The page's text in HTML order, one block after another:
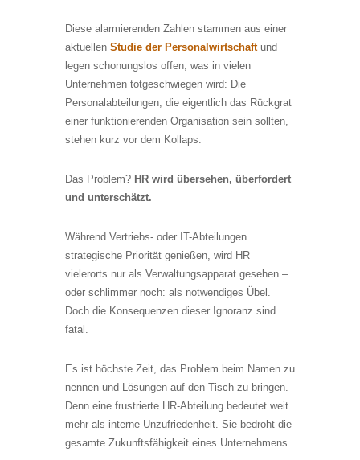
Diese alarmierenden Zahlen stammen aus einer
aktuellen Studie der Personalwirtschaftund
legen schonungslos offen, was in vielen
Unternehmen totgeschwiegen wird: Die
Personalabteilungen, die eigentlich das Rückgrat
einer funktionierenden Organisation sein sollten,
stehen kurz vor dem Kollaps.
Das Problem? HR wird übersehen, überfordert
und unterschätzt.
Während Vertriebs- oder IT-Abteilungen
strategische Priorität genießen, wird HR
vielerorts nur als Verwaltungsapparat gesehen –
oder schlimmer noch: als notwendiges Übel.
Doch die Konsequenzen dieser Ignoranz sind
fatal.
Es ist höchste Zeit, das Problem beim Namen zu
nennen und Lösungen auf den Tisch zu bringen.
Denn eine frustrierte HR-Abteilung bedeutet weit
mehr als interne Unzufriedenheit. Sie bedroht die
gesamte Zukunftsfähigkeit eines Unternehmens.